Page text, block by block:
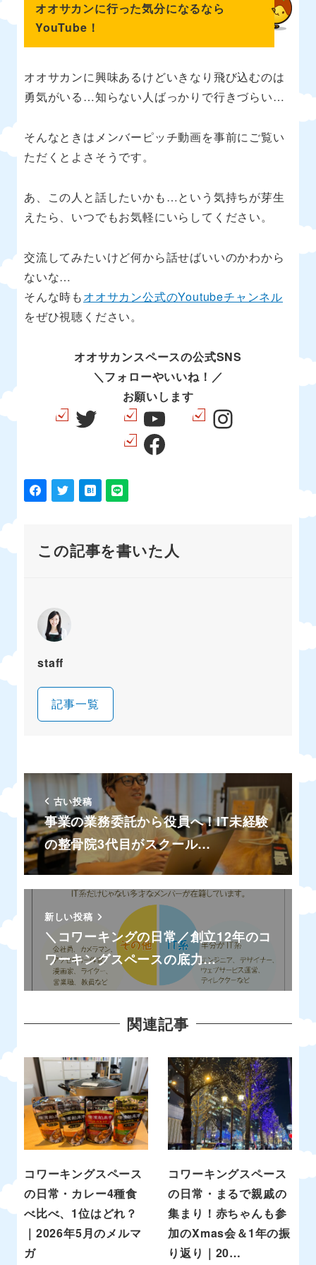
オオサカンに行った気分になるなら
YouTube！
オオサカンに興味あるけどいきなり飛び込むのは
勇気がいる…知らない人ばっかりで行きづらい…
そんなときはメンバーピッチ動画を事前にご覧い
ただくとよさそうです。
あ、この人と話したいかも…という気持ちが芽生
えたら、いつでもお気軽にいらしてください。
交流してみたいけど何から話せばいいのかわから
ないな…
そんな時もオオサカン公式のYoutubeチャンネル
をぜひ視聴ください。
オオサカンスペースの公式SNS
＼フォローやいいね！／
お願いします
TwitterYouTube
Facebook
この記事を書いた人
staff
記事一覧
古い投稿
事業の業務委託から役員へ！IT未経験
の整骨院3代目がスクール…
新しい投稿
＼コワーキングの日常／創立12年のコ
ワーキングスペースの底力…
関連記事
コワーキングスペース
の日常・カレー4種食
べ比べ、1位はどれ？
｜2026年5月のメルマ
ガ
コワーキングスペース
の日常・まるで親戚の
集まり！赤ちゃんも参
加のXmas会＆1年の振
り返り｜20…